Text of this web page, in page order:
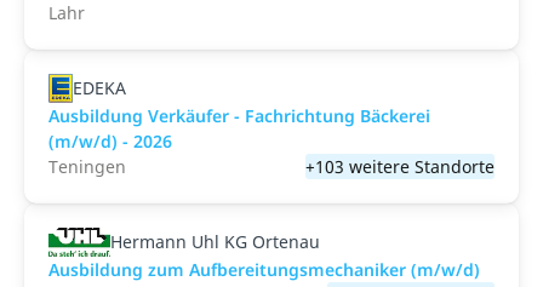
Lahr
EDEKA
Ausbildung Verkäufer - Fachrichtung Bäckerei
(m/w/d) - 2026
Teningen
+103 weitere Standorte
Hermann Uhl KG Ortenau
Ausbildung zum Aufbereitungsmechaniker (m/w/d)